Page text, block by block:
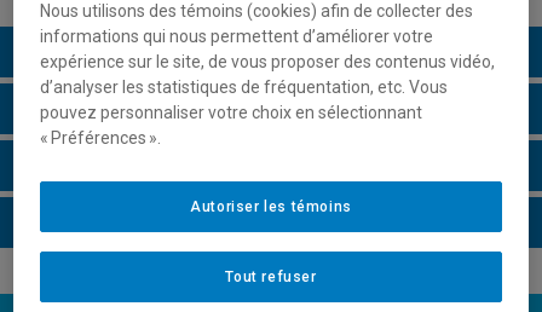
Description du cours
Horaire - Été 2026
Nous utilisons des témoins (cookies) afin de collecter des
informations qui nous permettent d’améliorer votre
expérience sur le site, de vous proposer des contenus vidéo,
d’analyser les statistiques de fréquentation, etc. Vous
pouvez personnaliser votre choix en sélectionnant
« Préférences ».
Tout refuser
Autoriser les témoins